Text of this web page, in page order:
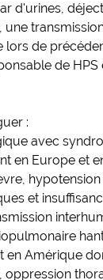
d'urines,
une
lors de
de
:
avec
en Europe et
et
en Amérique
oppression